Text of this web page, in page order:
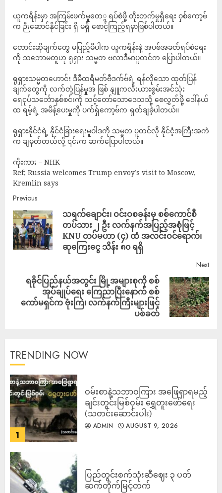
ယူကရိန်းမှာ အကြမ်းဖက်မှုတေွ ရပ်စဲဖို့ တိုးတက်မှုရှိရေး ဝှစ်ကော့ဗ်
က ဉီးဆောင်နိုင်ခြင်း ရှိ မရှိ စောင့်ကြည့်ရမှာဖြစ်ပါတယ်။
တောင်းဆိုချက်တွေ မပြည့်မီပါက ယူကရိန်းနဲ့ အပစ်အခတ်ရပ်စဲရေး
ကို သဘောမတူဟု ရုရှား သမ္မတ ဗလာဒီမာပူတင်က ပြောပါတယ်။
ရုရှားသမ္မတဟောင်း ဒီမီထရီမတ်ဗီဒက်ဗ်ရဲ့ ရန်လိုသော ထုတ်ပြန်
ချက်တွေကို လက်တုံ့ပြန်မှုအ ဖြစ် နျူကလီးယားစွမ်းအင်သုံး
ရေငုပ်သင်္ဘောနှစ်စင်းကို သင့်တော်သောဒေသသို့ စေလွှတ်ဖို့ ဒေါ်နယ်
ထ ရမ့်ရဲ့ အမိန့်ပေးမှုကို ပက်ရှ်ကော့ဗ်က ရှုတ်ချခဲ့ပါတယ်။
ရုရှားနိုင်ငံရဲ့ နိုင်ငံခြားရေးမူဝါဒကို သမ္မတ ပူတင်လို နိုင်ငံ့အကြီးအကဲ
က ချမှတ်တယ်လို့ ၎င်းက ဆက်ပြောပါတယ်။
ကိုးကား – NHK
Ref; Russia welcomes Trump envoy’s visit to Moscow,
Kremlin says
Previous
သရက်ချောင်း၊ ဝင်းဝစခန်းမှ စစ်ကောင်စီ
တပ်သား ၂ ဦး လက်နက်အပြည့်အစုံဖြင့်
KNU တပ်မဟာ (၄) ထံ အလင်းဝင်ရောက်၊
ဆုကြေးငွေ သိန်း ၈၀ ရရှိ
Next
‎ရခိုင်ပြည်နယ်အတွင်း မြို့အများစုကို စစ်
အုပ်ချုပ်ရေး ကြေညာပြီးနောက် စစ်
ကော်မရှင်က ဗုံးကြဲ၊ လက်နက်ကြီးများဖြင့်
ပစ်ခတ်
TRENDING NOW
1
ဝမ်းစာနဲ့သဘာဝကြား အဖြေရှာရမည့်
ချင်းတွင်းမြစ်ဝှမ်း ရွှေတူးဖော်ရေး
(သတင်းဆောင်းပါး)
ADMIN AUGUST 9, 2026
ပြည်တွင်းစက်သုံးဆီဈေး ၃ ပတ်
ဆက်တိုက်မြင့်တက်